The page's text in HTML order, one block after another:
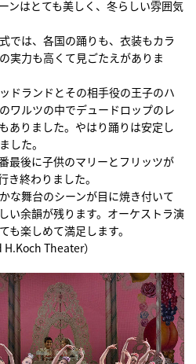
ンはとても美しく、冬らしい雰囲気
では、各国の踊りも、衣装もカラ
実力も高くて見ごたえがありま
ドランドとその相手役の王子のハ
ワルツの中でデュードロップのレ
ありました。やはり踊りは安定し
した。
最後に子供のマリーとフリッツが
き終わりました。
な舞台のシーンが目に焼き付いて
い余韻が残ります。オーケストラ演
も楽しめて満足します。
Theater）